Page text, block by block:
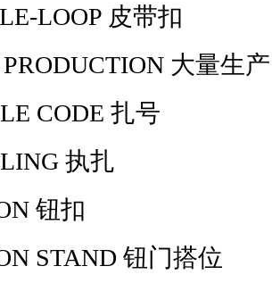
LOOP 皮带扣
大量生产
CODE 扎号
执扎
钮扣
STAND 钮门搭位